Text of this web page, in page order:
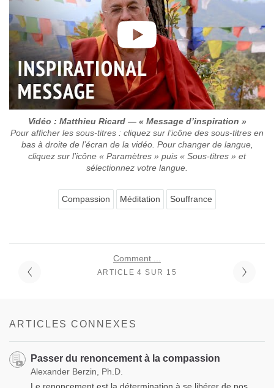
Vidéo : Matthieu Ricard — « Message d’inspiration »
Pour afficher les sous-titres : cliquez sur l’icône des sous-titres en
bas à droite de l’écran de la vidéo. Pour changer de langue,
cliquez sur l’icône « Paramètres » puis « Sous-titres » et
sélectionnez votre langue.
Compassion Méditation Souffrance
Comment ...
ARTICLE 4 SUR 15
ARTICLES CONNEXES
Passer du renoncement à la compassion
Alexander Berzin, Ph.D.